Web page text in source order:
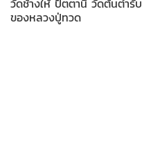
วัดช้างให้ ปัตตานี วัดต้นตำรับ
ของหลวงปู่ทวด